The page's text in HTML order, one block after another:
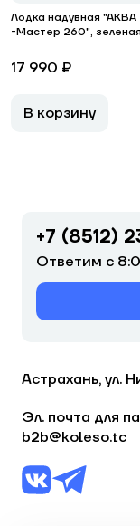
Лодка надувная "АКВА
-Мастер 260", зеленая
17 990 ₽
В корзину
+7 (8512)
Ответим с
Астрахань, ул.
Эл. почта для
b2b@koleso.tc